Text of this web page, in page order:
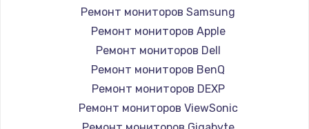
Замена Bluetooth/Wi-Fi модуля
800 руб.
Заказать
Замена картридера
890 руб.
Ремонт мониторов Samsung
Ремонт мониторов Apple
Ремонт мониторов Dell
Ремонт мониторов BenQ
Ремонт мониторов DEXP
Ремонт мониторов ViewSonic